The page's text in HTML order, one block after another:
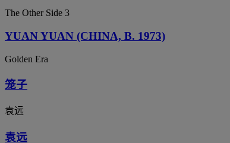
The Other Side 3
YUAN YUAN (CHINA, B. 1973)
Golden Era
笼子
袁远
袁远